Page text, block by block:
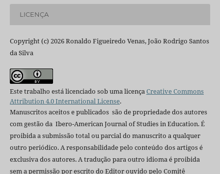
LICENÇA
Copyright (c) 2026 Ronaldo Figueiredo Venas, João Rodrigo Santos
da Silva
Este trabalho está licenciado sob uma licençaCreative Commons
Attribution 4.0 International License.
Manuscritos aceitos e publicados são de propriedade dos autores
com gestão da Ibero-American Journal of Studies in Education. É
proibida a submissão total ou parcial do manuscrito a qualquer
outro periódico. A responsabilidade pelo conteúdo dos artigos é
exclusiva dos autores. A tradução para outro idioma é proibida
sem a permissão por escrito do Editor ouvido pelo Comitê